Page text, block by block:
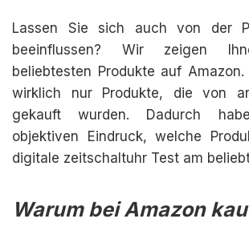
Lassen Sie sich auch von der
beeinflussen? Wir zeigen
beliebtesten Produkte auf
wirklich nur Produkte, die von
gekauft wurden. Dadurch
objektiven Eindruck, welche
digitale zeitschaltuhr Test am
Warum bei Amazon